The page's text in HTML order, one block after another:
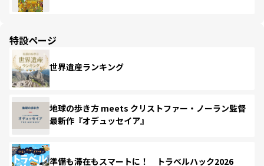
特設ページ
世界遺産ランキング
地球の歩き方 meets クリストファー・ノーラン監督
最新作『オデュッセイア』
準備も滞在もスマートに！ トラベルハック2026